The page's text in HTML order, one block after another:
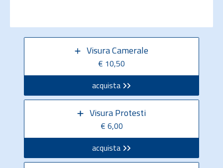
Visura Camerale
€ 10,50
acquista
Visura Protesti
€ 6,00
acquista